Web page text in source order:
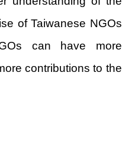
of Taiwanese NGOs
can have more
contributions to the